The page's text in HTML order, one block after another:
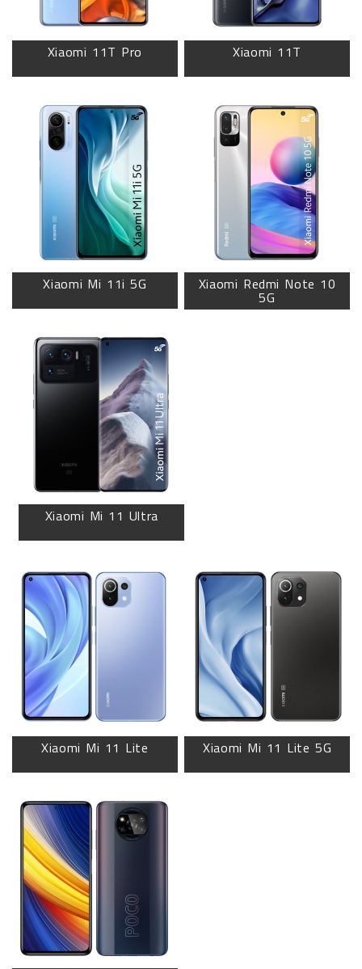
Xiaomi 11T
Xiaomi 11T Pro
Xiaomi Redmi Note 10
5G
Xiaomi Mi 11i 5G
Xiaomi Mi 11 Ultra
Xiaomi Mi 11 Lite Xiaomi Mi 11 Lite 5G